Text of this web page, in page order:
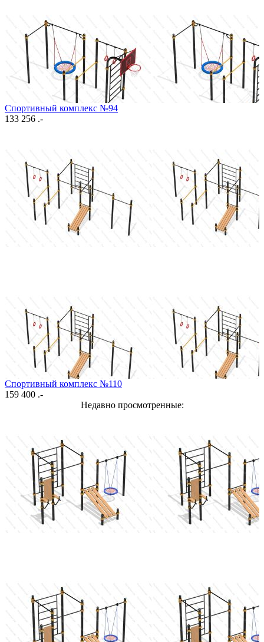
Спортивный комплекс №94
133 256 .-
Спортивный комплекс №110
159 400 .-
Недавно просмотренные: